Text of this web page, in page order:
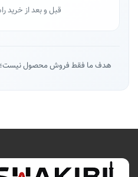
قبل و بعد از خرید
هدف ما فقط فروش محصول نیست؛